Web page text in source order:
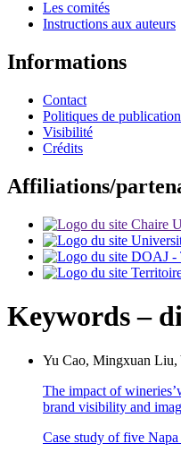
Les comités
Instructions aux auteurs
Informations
Contact
Politiques de publication
Visibilité
Crédits
Affiliations/
Keywords –
Yu Cao, Mingxuan Liu,
The impact of
brand visibility and
Case study of five